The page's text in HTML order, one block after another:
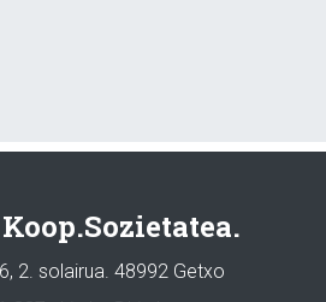
2. solairua. 48992 Getxo